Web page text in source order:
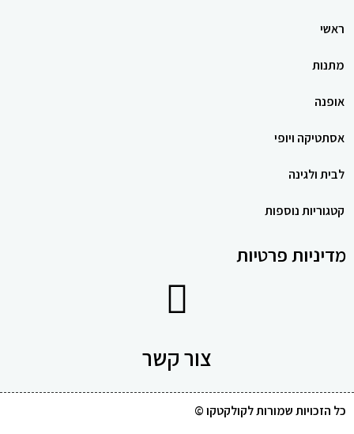
ראשי
מתנות
אופנה
אסתטיקה ויופי
לבית ולגינה
קטגוריות נוספות
מדיניות פרטיות
צור קשר
כל הזכויות שמורות לקולקטקו ©​